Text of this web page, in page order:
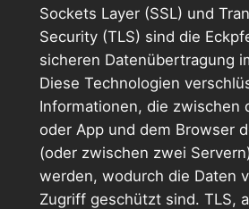
Sockets Layer (SSL) und
Security (TLS) sind die
sicheren Datenübertragung
Diese Technologien
Informationen, die zwischen
oder App und dem Browser
(oder zwischen zwei
werden, wodurch die Daten
Zugriff geschützt sind. TLS,